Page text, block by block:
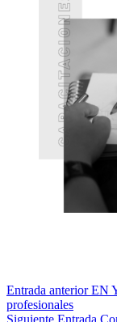
Entrada anteriorEN
profesionales
Siguiente Entrada